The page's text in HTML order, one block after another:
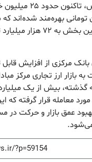
بر اساس این گزارش،
تومانی بهره‌مند شده‌اند
تخصیص‌یافته در این بخش به
مرکزی از افزایش قابل
بازار ارز تجاری مرکز
مورد معامله قرار گرفته که
عمق بازار و حرکت
می‌شود.